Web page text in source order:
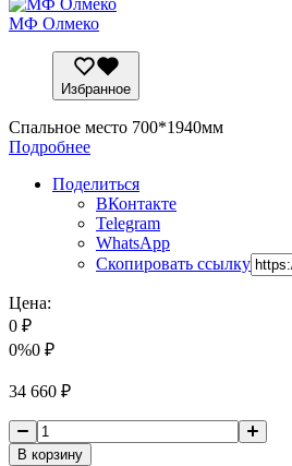
МФ Олмеко
Избранное
Спальное место 700*1940мм
Подробнее
Поделиться
ВКонтакте
Telegram
WhatsApp
Скопировать ссылку
Цена:
0 ₽
0%0 ₽
34 660 ₽
В корзину